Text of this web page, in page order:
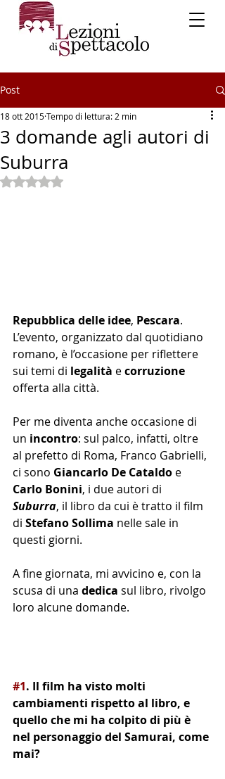
Post
3 domande agli autori di
Suburra
18 ott 2015Tempo di lettura: 2 min
Valutazione NaN stelle su 5.
Repubblica delle idee, Pescara.
L’evento, organizzato dal quotidiano
romano, è l’occasione per riflettere
sui temi di legalità e corruzione
offerta alla città.
Per me diventa anche occasione di
un incontro: sul palco, infatti, oltre
al prefetto di Roma, Franco Gabrielli,
ci sono Giancarlo De Cataldo e
Carlo​ Bonini, i due autori di
Suburra, il libro da cui è tratto il film
di Stefano Sollima nelle sale in
questi giorni.
A fine giornata, mi avvicino e, con la
scusa di una dedica sul libro, rivolgo
loro alcune domande.
#1. Il film ha visto molti
cambiamenti rispetto al libro, e
quello che mi ha colpito di più è
nel personaggio del Samurai, come
mai?